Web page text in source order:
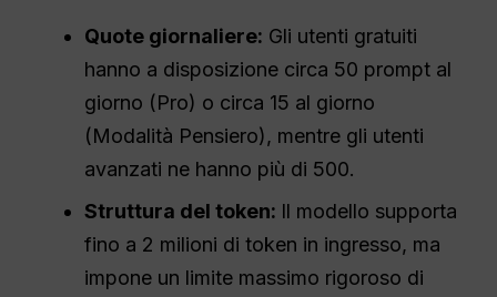
Quote giornaliere: Gli utenti gratuiti
hanno a disposizione circa 50 prompt al
giorno (Pro) o circa 15 al giorno
(Modalità Pensiero), mentre gli utenti
avanzati ne hanno più di 500.
Struttura del token: Il modello supporta
fino a 2 milioni di token in ingresso, ma
impone un limite massimo rigoroso di